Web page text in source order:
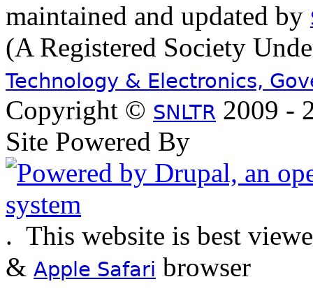
maintained and updated by
(A Registered Society
Technology & Electronics,
Copyright © SNLTR 2009 -
Site Powered By
. This website is best
& Apple Safari browser